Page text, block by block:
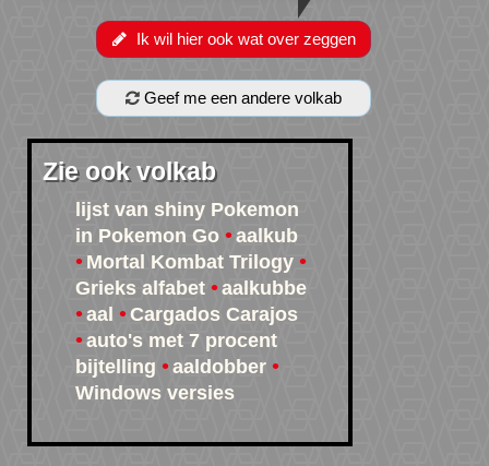
Ik wil hier ook wat over zeggen
Geef me een andere volkab
Zie ook volkab
lijst van shiny Pokemon
in Pokemon Go
aalkub
Mortal Kombat Trilogy
Grieks alfabet
aalkubbe
aal
Cargados Carajos
auto's met 7 procent
bijtelling
aaldobber
Windows versies